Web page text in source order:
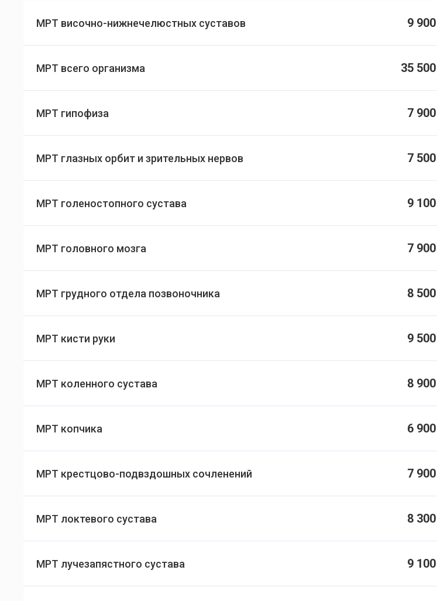
МРТ височно-нижнечелюстных суставов 9
МРТ всего организма 35
МРТ гипофиза 7
МРТ глазных орбит и зрительных нервов 7
МРТ голеностопного сустава 9
МРТ головного мозга 7
МРТ грудного отдела позвоночника 8
МРТ кисти руки 9
МРТ коленного сустава 8
МРТ копчика 6
МРТ крестцово-подвздошных сочленений 7
МРТ локтевого сустава 8
МРТ лучезапястного сустава 9